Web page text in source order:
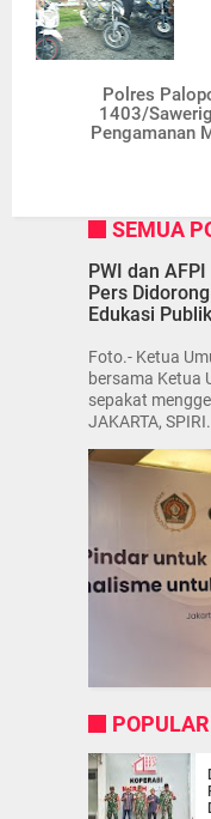
Polres
1403/
Pengamanan
SEMUA
PWI dan
Pers
Edukasi
Foto.- Ketua
bersama Ketua
sepakat
JAKARTA,